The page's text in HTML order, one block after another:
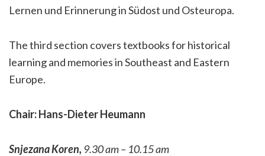
Lernen und Erinnerung in Südost und Osteuropa.
The third section covers textbooks for historical
learning and memories in Southeast and Eastern
Europe.
Chair: Hans-Dieter Heumann
Snjezana Koren, 9.30 am – 10.15 am